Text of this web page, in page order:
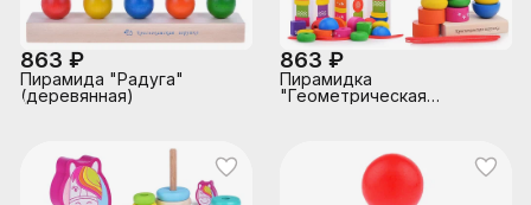
863 ₽
Пирамида "Радуга"
(деревянная)
863 ₽
Пирамидка
"Геометрическая